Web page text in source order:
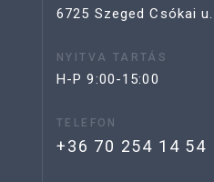
6725 Szeged Csókai
NYITVA TARTÁS
H-P 9:00-15:00
TELEFON
+36 70 254 14 54